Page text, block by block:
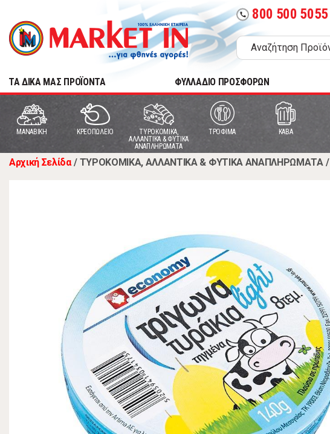
call 800 500 5055
TA ΔΙΚΑ ΜΑΣ ΠΡΟΪΟΝΤΑ ΦΥΛΛΑΔΙΟ ΠΡΟΣΦΟΡΩΝ
MANABIKH ΚΡΕΟΠΩΛΕΙΟ
ΤΥΡΟΚΟΜΙΚΑ,
ΑΛΛΑΝΤΙΚΑ & ΦΥΤΙΚΑ
ΑΝΑΠΛΗΡΩΜΑΤΑ
ΤΡΟΦΙΜΑ ΚΑΒΑ
Αρχική Σελίδα / ΤΥΡΟΚΟΜΙΚΑ, ΑΛΛΑΝΤΙΚΑ & ΦΥΤΙΚΑ ΑΝΑΠΛΗΡΩΜΑΤΑ /